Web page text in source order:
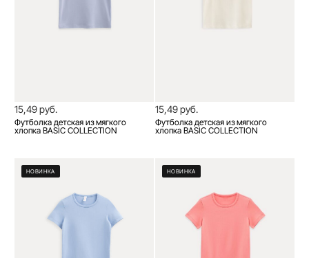
15,49 руб.
Футболка детская из мягкого
хлопка BASIC COLLECTION
15,49 руб.
Футболка детская из мягкого
хлопка BASIC COLLECTION
НОВИНКА НОВИНКА